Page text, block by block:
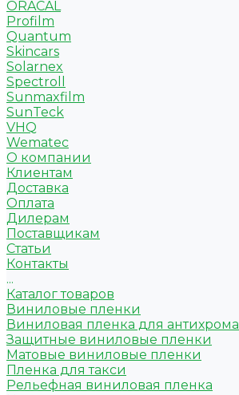
ORACAL
Profilm
Quantum
Skincars
Solarnex
Spectroll
Sunmaxfilm
SunTeck
VHQ
Wematec
О компании
Клиентам
Доставка
Оплата
Дилерам
Поставщикам
Статьи
Контакты
...
Каталог товаров
Виниловые пленки
Виниловая пленка для антихрома
Защитные виниловые пленки
Матовые виниловые пленки
Пленка для такси
Рельефная виниловая пленка